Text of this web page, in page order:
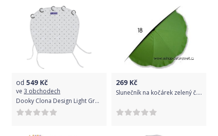
od 549 Kč
ve 3 obchodech
Dooky Clona Design Light Grey Crowns
269 Kč
Slunečník na kočárek zelený č.18